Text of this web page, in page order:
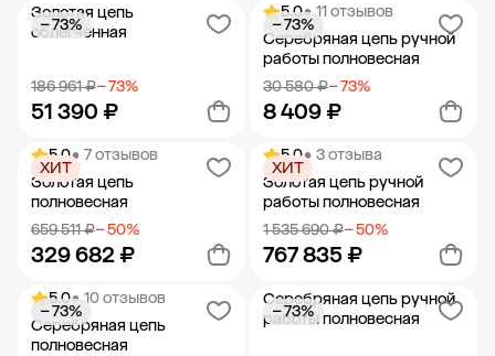
Добавить в корзину Добавить в корзину
Золотая цепь
облегченная
186 961 ₽− 73%
51 390 ₽
− 73%
Добавить в корзину
5.0• 11 отзывов
Серебряная цепь ручной
работы полновесная
30 580 ₽− 73%
8 409 ₽
− 73%
Добавить в корзину
5.0• 7 отзывов
Золотая цепь
полновесная
659 511 ₽− 50%
329 682 ₽
ХИТ
Добавить в корзину
5.0• 3 отзыва
Золотая цепь ручной
работы полновесная
1 535 690 ₽− 50%
767 835 ₽
ХИТ
Добавить в корзину
5.0• 10 отзывов
Серебряная цепь
полновесная
− 73%
Серебряная цепь ручной
работы полновесная
− 73%